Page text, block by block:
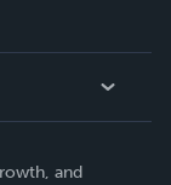
and